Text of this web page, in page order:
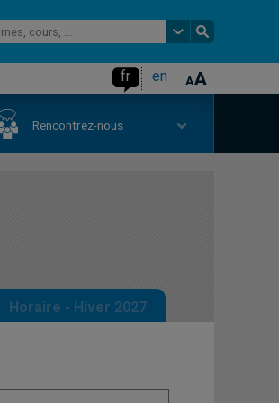
fr en
Rencontrez-nous
Horaire - Hiver 2027